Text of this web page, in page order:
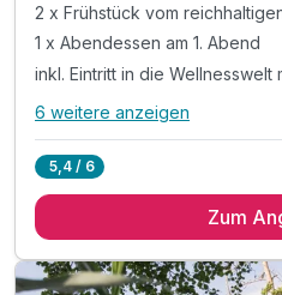
2 x Frühstück vom
1 x Abendessen am 1. Abend
inkl. Eintritt in die Wellnesswelt
Alle Inklusivleistungen
2 x Frühstück vom
inkl. Eintritt in die Wellnesswelt
6 weitere anzeigen
5,4 / 6
Zum